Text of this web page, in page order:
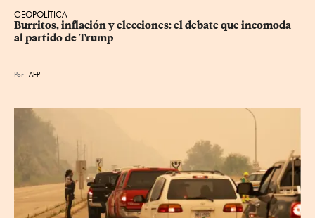
GEOPOLÍTICA
Burritos, inflación y elecciones: el debate que incomoda
al partido de Trump
Por AFP